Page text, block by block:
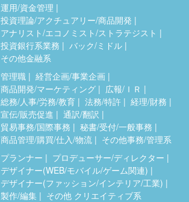
運用/資金管理
投資理論/アクチュアリー/商品開発
アナリスト/エコノミスト/ストラテジスト
投資銀行系業務
バック/ミドル
その他金融系
管理職
経営企画/事業企画
商品開発/マーケティング
広報/ＩＲ
総務/人事/労務/教育
法務/特許
経理/財務
宣伝/販売促進
通訳/翻訳
貿易事務/国際事務
秘書/受付/一般事務
商品管理/購買/仕入/物流
その他事務/管理系
プランナー
プロデューサー/ディレクター
デザイナー(WEB/モバイル/ゲーム関連)
デザイナー(ファッション/インテリア/工業)
製作/編集
その他 クリエイティブ系